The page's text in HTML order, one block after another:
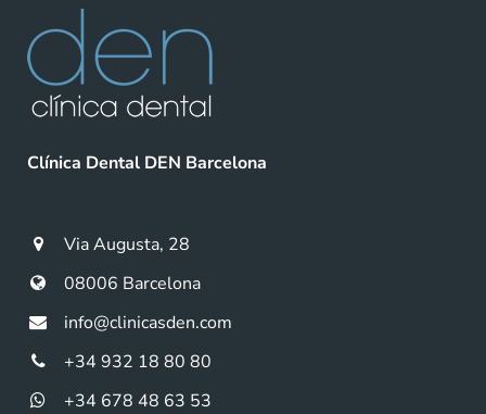
Clínica Dental DEN Barcelona
Via Augusta, 28
08006 Barcelona
info@clinicasden.com
+34 932 18 80 80
+34 678 48 63 53